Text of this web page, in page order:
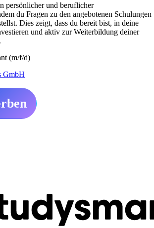
persönlicher und beruflicher
du Fragen zu den angebotenen Schulungen
Dies zeigt, dass du bereit bist, in deine
und aktiv zur Weiterbildung deiner
(m/f/d)
GmbH